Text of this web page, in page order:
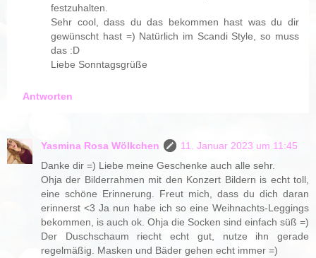
festzuhalten.
Sehr cool, dass du das bekommen hast was du dir
gewünscht hast =) Natürlich im Scandi Style, so muss
das :D
Liebe Sonntagsgrüße
Antworten
Yasmina Rosa Wölkchen
11. Januar 2023 um 11:45
Danke dir =) Liebe meine Geschenke auch alle sehr.
Ohja der Bilderrahmen mit den Konzert Bildern is echt toll,
eine schöne Erinnerung. Freut mich, dass du dich daran
erinnerst <3 Ja nun habe ich so eine Weihnachts-Leggings
bekommen, is auch ok. Ohja die Socken sind einfach süß =)
Der Duschschaum riecht echt gut, nutze ihn gerade
regelmäßig. Masken und Bäder gehen echt immer =)